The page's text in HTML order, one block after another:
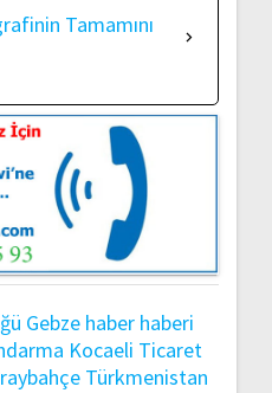
Tamamını
Gebze haber haberi
Kocaeli Ticaret
Türkmenistan